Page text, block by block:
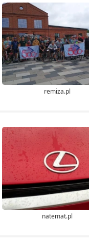
remiza.pl
natemat.pl